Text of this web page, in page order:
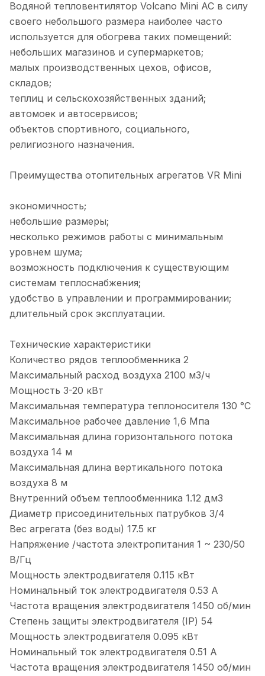
Водяной тепловентилятор Volcano Mini AC в силу
своего небольшого размера наиболее часто
используется для обогрева таких помещений:
небольших магазинов и супермаркетов;
малых производственных цехов, офисов,
складов;
теплиц и сельскохозяйственных зданий;
автомоек и автосервисов;
объектов спортивного, социального,
религиозного назначения.
Преимущества отопительных агрегатов VR Mini
экономичность;
небольшие размеры;
несколько режимов работы с минимальным
уровнем шума;
возможность подключения к существующим
системам теплоснабжения;
удобство в управлении и программировании;
длительный срок эксплуатации.
Технические характеристики
Количество рядов теплообменника 2
Максимальный расход воздуха 2100 м3/ч
Мощность 3-20 кВт
Максимальная температура теплоносителя 130 °С
Максимальное рабочее давление 1,6 Мпа
Максимальная длина горизонтального потока
воздуха 14 м
Максимальная длина вертикального потока
воздуха 8 м
Внутренний объем теплообменника 1.12 дм3
Диаметр присоединительных патрубков 3/4
Вес агрегата (без воды) 17.5 кг
Напряжение /частота электропитания 1 ~ 230/50
В/Гц
Мощность электродвигателя 0.115 кВт
Номинальный ток электродвигателя 0.53 А
Частота вращения электродвигателя 1450 об/мин
Степень защиты электродвигателя (IP) 54
Мощность электродвигателя 0.095 кВт
Номинальный ток электродвигателя 0.51 А
Частота вращения электродвигателя 1450 об/мин